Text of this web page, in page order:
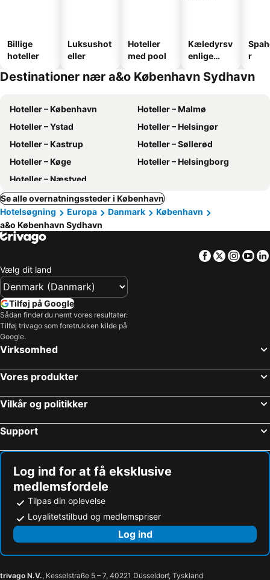
Billige
hoteller
Luksushot
eller
Hoteller
med pool
Kæledyrsv
enlige
r
Destinationer nær a&o København Sydhavn
Hoteller – København
Hoteller – Malmø
Hoteller – Ystad
Hoteller – Helsingør
Hoteller – Kastrup
Hoteller – Søllerød
Hoteller – Køge
Hoteller – Helsingborg
Hoteller – Næstved
Se alle overnatningssteder i København
Hotelsøgning
Europa Danmark
København
a&o København Sydhavn
Facebook
Twitter
Vælg dit land
Tilføj på Google
Sådan finder du nemt vores resultater:
Tilføj trivago som foretrukken kilde på
Google.
Virksomhed
Vores produkter
Vilkår og politikker
Support
Log ind for at få eksklusive
medlemsfordele
Tilpas din oplevelse
Loyalitetstilbud og medlemspriser
Log ind
trivago N.V., Kesselstraße 5 – 7, 40221 Düsseldorf, Tyskland